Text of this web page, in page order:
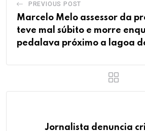
PREVIOUS POST
Marcelo Melo assessor da
teve mal súbito e morre
pedalava próximo a lagoa
Jornalista denuncia